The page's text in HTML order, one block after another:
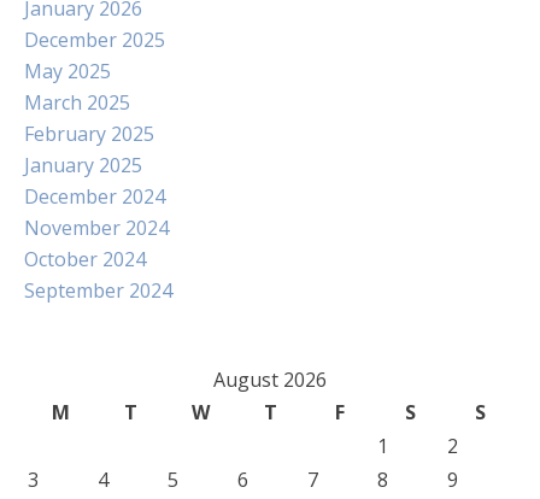
January 2026
December 2025
May 2025
March 2025
February 2025
January 2025
December 2024
November 2024
October 2024
September 2024
August 2026
M
T W T F S
S
1
2
3
4 5 6 7 8
9